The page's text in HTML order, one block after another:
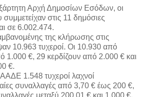
Αρχή Δημοσίων Εσόδων, οι
στις 11 δημόσιες
σε 6.002.474.
της κλήρωσης στις
10.963 τυχεροί. Οι 10.930 από
1.000 €, 29 κερδίζουν από 2.000 € και
€.
1.548 τυχεροί λαχνοί
συναλλαγές από 3,70 € έως 200 €,
μεταξύ 200,01 € και 1.000 €,